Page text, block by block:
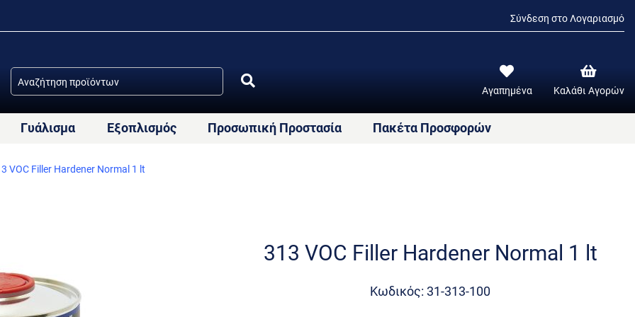
Σύνδεση στο Λογαριασμό
Αγαπημένα Καλάθι Αγορών
Γυάλισμα Εξοπλισμός Προσωπική Προστασία Πακέτα Προσφορών
VOC Filler Hardener Normal 1 lt
313 VOC Filler Hardener Normal 1 lt
Κωδικός: 31-313-100